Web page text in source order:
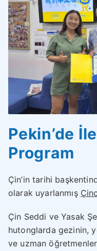
Pekin’de
Program
Çin’in tarihi
olarak uyarlanmış
Çin Seddi ve Yasak
hutonglarda gezinin,
ve uzman